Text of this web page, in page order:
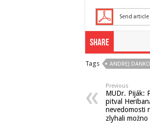
Send article
Share
Tags ANDREJ
Previous
MUDr. Piják:
pitval
nevedomosti
zlyhali